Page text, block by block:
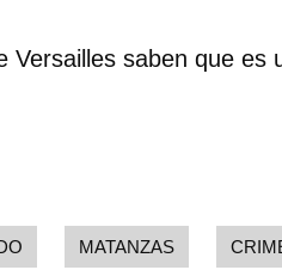
Versailles saben que es
MATANZAS